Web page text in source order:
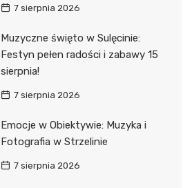
7 sierpnia 2026
Muzyczne święto w Sulęcinie:
Festyn pełen radości i zabawy 15
sierpnia!
7 sierpnia 2026
Emocje w Obiektywie: Muzyka i
Fotografia w Strzelinie
7 sierpnia 2026